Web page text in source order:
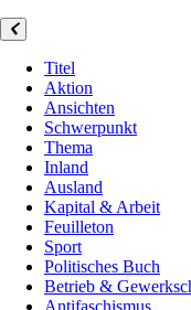
Titel
Aktion
Ansichten
Schwerpunkt
Thema
Inland
Ausland
Kapital & Arbeit
Feuilleton
Sport
Politisches Buch
Betrieb &
Antifaschismus